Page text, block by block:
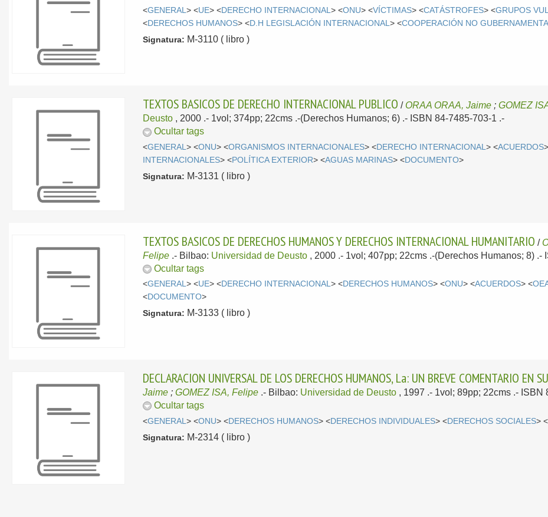
<GENERAL> <UE> <DERECHO INTERNACIONAL> <ONU> <VÍCTIMAS> <CATÁSTROFES> <GRUPOS
<DERECHOS HUMANOS> <D.H LEGISLACIÓN INTERNACIONAL> <COOPERACIÓN NO
Signatura: M-3110 ( libro )
TEXTOS BASICOS DE DERECHO INTERNACIONAL PUBLICO / ORAA ORAA, Jaime ;GOMEZ
Deusto , 2000 .- 1vol; 374pp; 22cms .-(Derechos Humanos; 6) .- ISBN 84-7485-703-1 .-
Ocultar tags
<GENERAL> <ONU> <ORGANISMOS INTERNACIONALES> <DERECHO INTERNACIONAL> <ACUERDOS
INTERNACIONALES> <POLÍTICA EXTERIOR> <AGUAS MARINAS> <DOCUMENTO>
Signatura: M-3131 ( libro )
TEXTOS BASICOS DE DERECHOS HUMANOS Y DERECHOS INTERNACIONAL HUMANITARIO /
Felipe .- Bilbao: Universidad de Deusto , 2000 .- 1vol; 407pp; 22cms .-(Derechos Humanos; 8) .-
Ocultar tags
<GENERAL> <UE> <DERECHO INTERNACIONAL> <DERECHOS HUMANOS> <ONU> <ACUERDOS> <
<DOCUMENTO>
Signatura: M-3133 ( libro )
DECLARACION UNIVERSAL DE LOS DERECHOS HUMANOS, La: UN BREVE COMENTARIO EN
Jaime ;GOMEZ ISA, Felipe .- Bilbao: Universidad de Deusto , 1997 .- 1vol; 89pp; 22cms .- ISBN
Ocultar tags
<GENERAL> <ONU> <DERECHOS HUMANOS> <DERECHOS INDIVIDUALES> <DERECHOS SOCIALES> <
Signatura: M-2314 ( libro )